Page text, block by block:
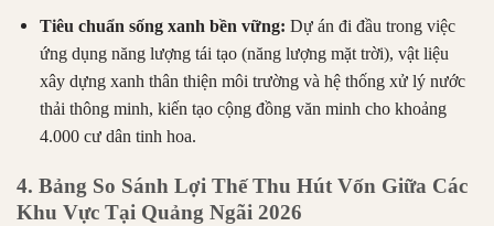
Tiêu chuẩn sống xanh bền vững: Dự án đi đầu trong việc
ứng dụng năng lượng tái tạo (năng lượng mặt trời), vật liệu
xây dựng xanh thân thiện môi trường và hệ thống xử lý nước
thải thông minh, kiến tạo cộng đồng văn minh cho khoảng
4.000 cư dân tinh hoa.
4. Bảng So Sánh Lợi Thế Thu Hút Vốn Giữa Các
Khu Vực Tại Quảng Ngãi 2026